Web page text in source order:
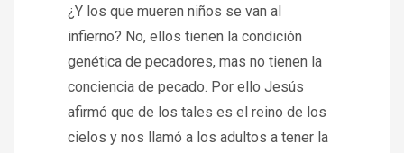
¿Y los que mueren niños se van al
infierno? No, ellos tienen la condición
genética de pecadores, mas no tienen la
conciencia de pecado. Por ello Jesús
afirmó que de los tales es el reino de los
cielos y nos llamó a los adultos a tener la